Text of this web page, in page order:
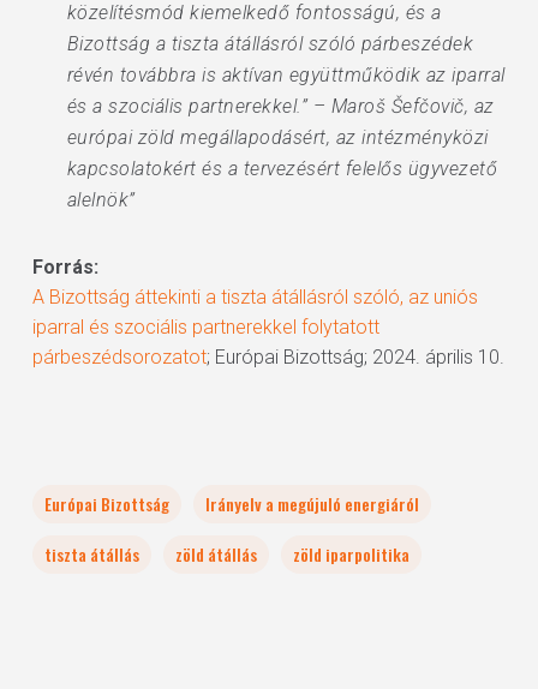
közelítésmód kiemelkedő fontosságú, és a
Bizottság a tiszta átállásról szóló párbeszédek
révén továbbra is aktívan együttműködik az iparral
és a szociális partnerekkel.” – Maroš Šefčovič, az
európai zöld megállapodásért, az intézményközi
kapcsolatokért és a tervezésért felelős ügyvezető
alelnök”
Forrás:
A Bizottság áttekinti a tiszta átállásról szóló, az uniós
iparral és szociális partnerekkel folytatott
párbeszédsorozatot; Európai Bizottság; 2024. április 10.
Európai Bizottság
Irányelv a megújuló energiáról
tiszta átállás
zöld átállás zöld iparpolitika